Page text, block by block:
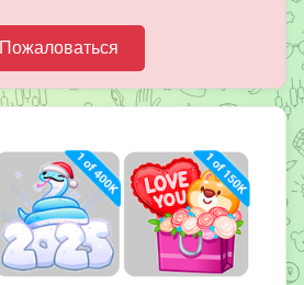
Пожаловаться